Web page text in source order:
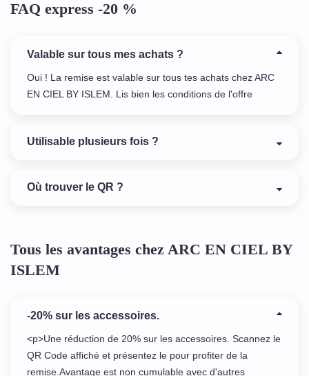
FAQ express -20 %
Valable sur tous mes achats ?
Oui ! La remise est valable sur tous tes achats chez ARC
EN CIEL BY ISLEM. Lis bien les conditions de l'offre
Utilisable plusieurs fois ?
Où trouver le QR ?
Tous les avantages chez ARC EN CIEL BY
ISLEM
-20% sur les accessoires.
<p>Une réduction de 20% sur les accessoires. Scannez le
QR Code affiché et présentez le pour profiter de la
remise.Avantage est non cumulable avec d'autres